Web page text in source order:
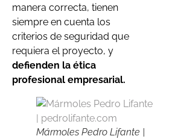
manera correcta, tienen
siempre en cuenta los
criterios de seguridad que
requiera el proyecto, y
defienden la ética
profesional empresarial.
Mármoles Pedro Lifante |